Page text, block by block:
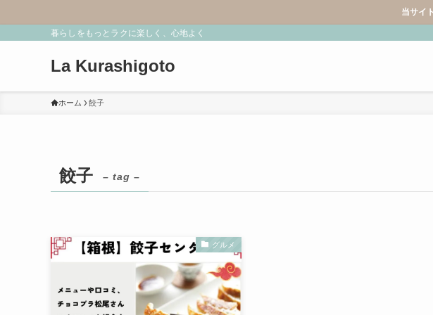
当サイ
暮らしをもっとラクに楽しく、心地よく
La Kurashigoto
ホーム 餃子
餃子 – tag –
グルメ